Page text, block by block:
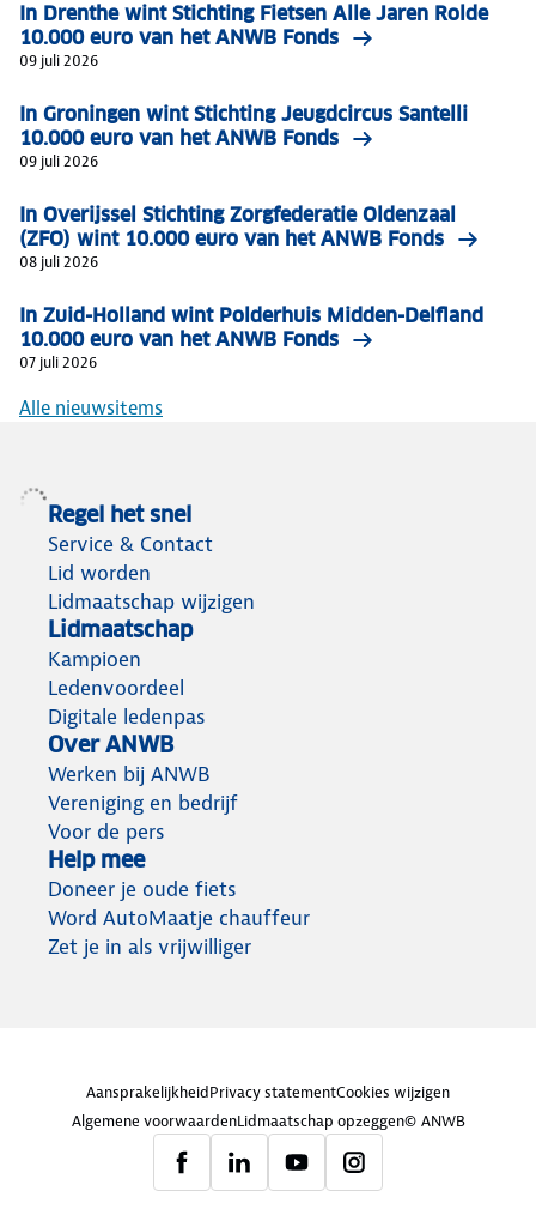
In Drenthe wint Stichting Fietsen Alle Jaren Rolde
10.000 euro van het ANWB Fonds
09 juli 2026
In Groningen wint Stichting Jeugdcircus Santelli
10.000 euro van het ANWB Fonds
09 juli 2026
In Overijssel Stichting Zorgfederatie Oldenzaal
(ZFO) wint 10.000 euro van het ANWB Fonds
08 juli 2026
In Zuid-Holland wint Polderhuis Midden-Delfland
10.000 euro van het ANWB Fonds
07 juli 2026
Alle nieuwsitems
Regel het snel
Service & Contact
Lid worden
Lidmaatschap wijzigen
Lidmaatschap
Kampioen
Ledenvoordeel
Digitale ledenpas
Over ANWB
Werken bij ANWB
Vereniging en bedrijf
Voor de pers
Help mee
Doneer je oude fiets
Word AutoMaatje chauffeur
Zet je in als vrijwilliger
AansprakelijkheidPrivacy statementCookies wijzigen
Algemene voorwaardenLidmaatschap opzeggen© ANWB